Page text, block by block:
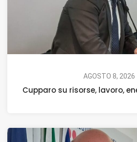
AGOSTO 8, 2026
Cupparo su risorse, lavoro,